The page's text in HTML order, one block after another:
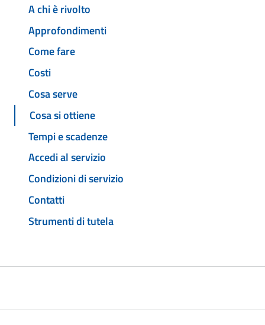
A chi è rivolto
Approfondimenti
Come fare
Costi
Cosa serve
Cosa si ottiene
Tempi e scadenze
Accedi al servizio
Condizioni di servizio
Contatti
Strumenti di tutela